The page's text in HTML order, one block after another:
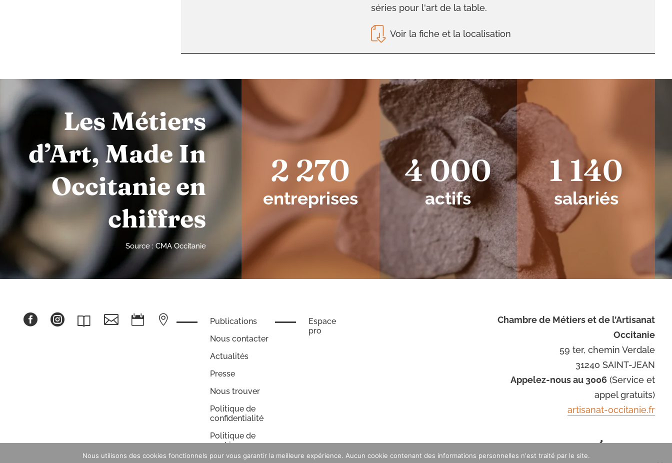
séries pour l'art de la table.
Voir la fiche et la localisation
Les Métiers
d’Art, Made In
Occitanie en
chiffres
Source : CMA Occitanie
2 270
entreprises
4 000
actifs
1 140
salariés
    
Publications
Nous contacter
Actualités
Presse
Nous trouver
Politique de
confidentialité
Politique de
cookies
Espace
pro
Chambre de Métiers et de l’Artisanat
Occitanie
59 ter, chemin Verdale
31240 SAINT-JEAN
Appelez-nous au 3006 (Service et
appel gratuits)
artisanat-occitanie.fr
Nous utilisons des cookies fonctionnels pour vous garantir la meilleure expérience. Aucun cookie contenant des informations personnelles n'est traité par le site.